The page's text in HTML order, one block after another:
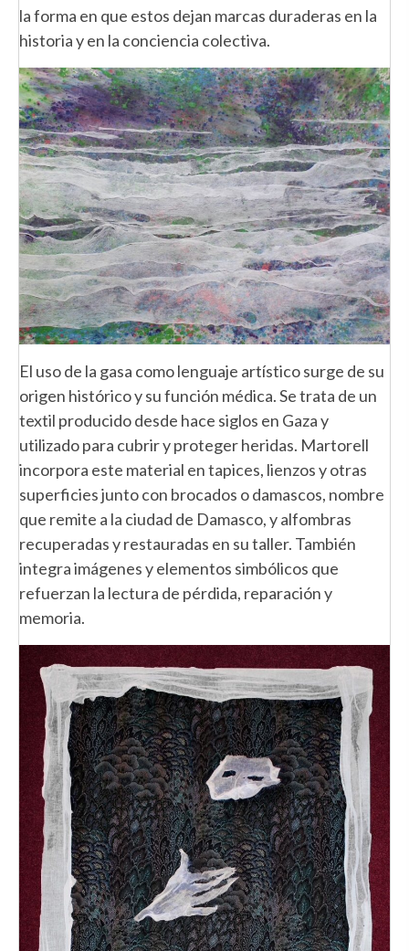
la forma en que estos dejan marcas duraderas en la
historia y en la conciencia colectiva.
El uso de la gasa como lenguaje artístico surge de su
origen histórico y su función médica. Se trata de un
textil producido desde hace siglos en Gaza y
utilizado para cubrir y proteger heridas. Martorell
incorpora este material en tapices, lienzos y otras
superficies junto con brocados o damascos, nombre
que remite a la ciudad de Damasco, y alfombras
recuperadas y restauradas en su taller. También
integra imágenes y elementos simbólicos que
refuerzan la lectura de pérdida, reparación y
memoria.